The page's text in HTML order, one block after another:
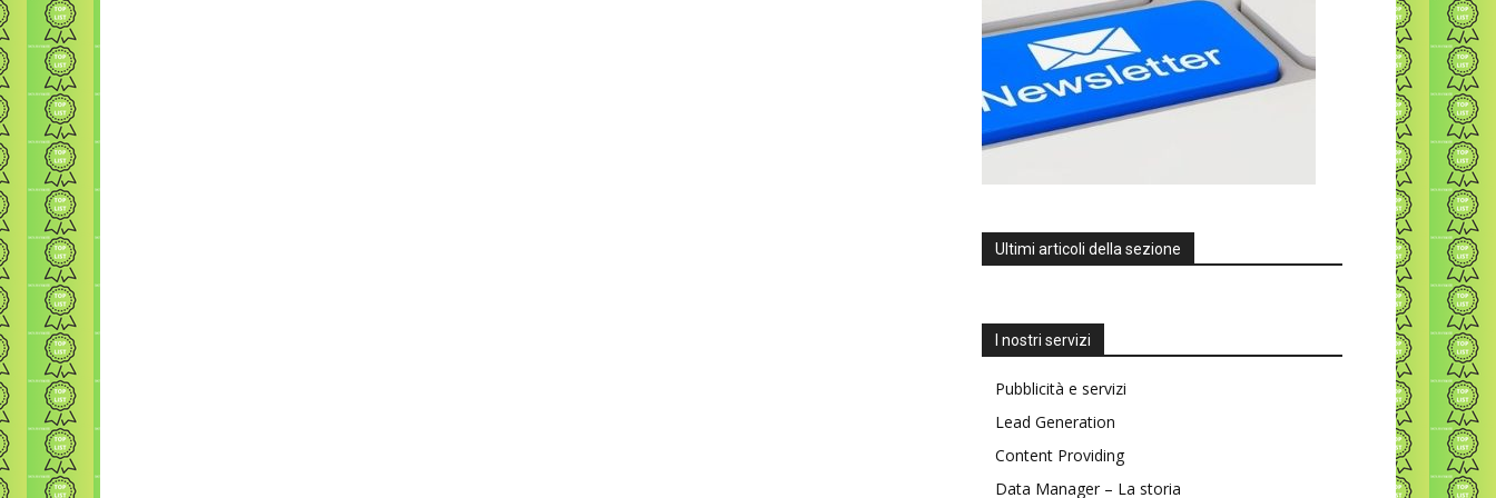
Ultimi articoli della sezione
I nostri servizi
Pubblicità e servizi
Lead Generation
Content Providing
Data Manager – La storia